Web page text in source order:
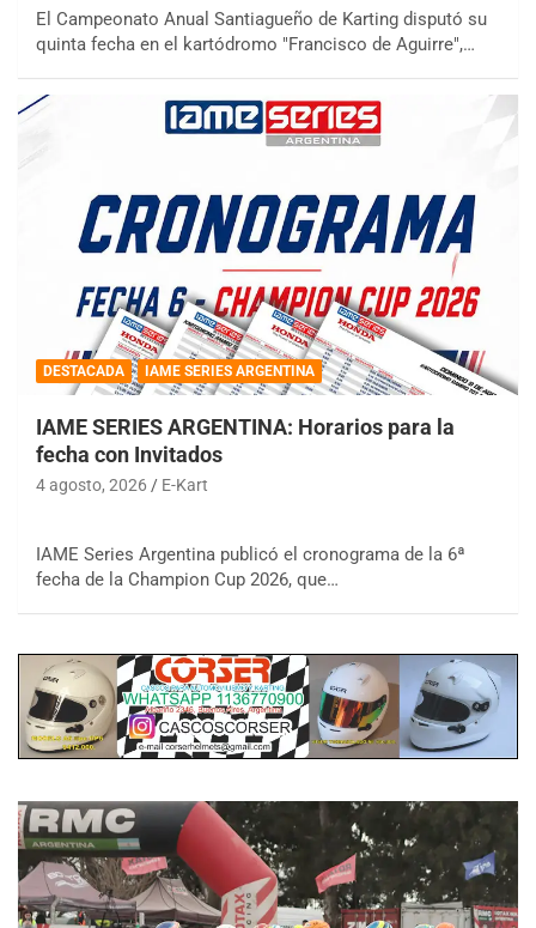
El Campeonato Anual Santiagueño de Karting disputó su
quinta fecha en el kartódromo "Francisco de Aguirre",…
DESTACADA IAME SERIES ARGENTINA
IAME SERIES ARGENTINA: Horarios para la
fecha con Invitados
4 agosto, 2026 E-Kart
IAME Series Argentina publicó el cronograma de la 6ª
fecha de la Champion Cup 2026, que…